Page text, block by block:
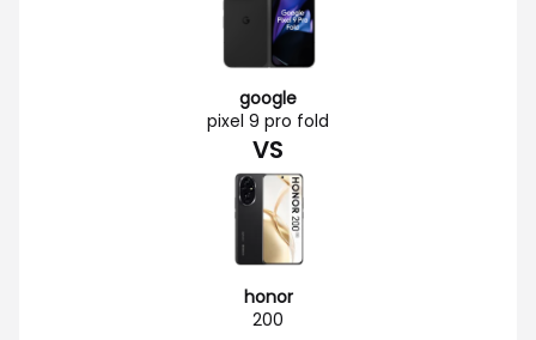
google
pixel 9 pro fold
VS
honor
200